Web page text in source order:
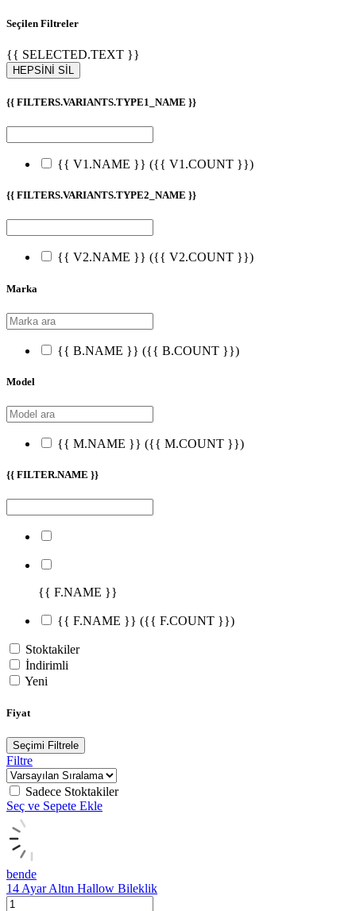
Seçilen Filtreler
{{ SELECTED.TEXT }}
HEPSİNİ SİL
{{ FILTERS.VARIANTS.TYPE1_NAME }}
{{ V1.NAME }} ({{ V1.COUNT }})
{{ FILTERS.VARIANTS.TYPE2_NAME }}
{{ V2.NAME }} ({{ V2.COUNT }})
Marka
{{ B.NAME }} ({{ B.COUNT }})
Model
{{ M.NAME }} ({{ M.COUNT }})
{{ FILTER.NAME }}
{{ F.NAME }}
{{ F.NAME }} ({{ F.COUNT }})
Stoktakiler
İndirimli
Yeni
Fiyat
Seçimi Filtrele
Filtre
Sadece Stoktakiler
Seç ve Sepete Ekle
bende
14 Ayar Altın Hallow Bileklik